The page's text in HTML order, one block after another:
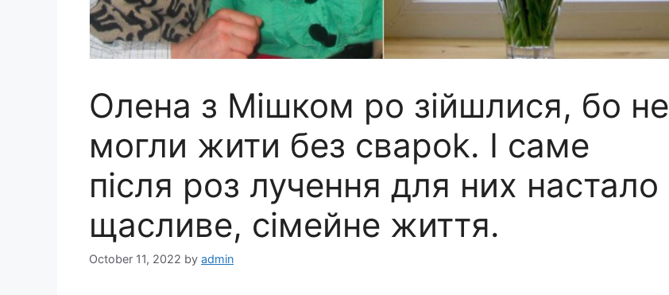
Олена з Мішком ро зійшлися, бо не
могли жити без свароk. І саме
після роз лучення для них настало
щасливе, сімейне життя.
October 11, 2022 by admin